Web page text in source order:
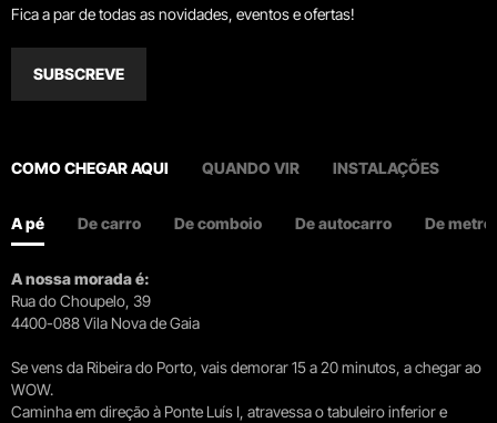
Fica a par de todas as novidades, eventos e ofertas!
SUBSCREVE
COMO CHEGAR AQUI QUANDO VIR INSTALAÇÕES
A pé De carro De comboio De autocarro De metro
A nossa morada é:
Rua do Choupelo, 39
4400-088 Vila Nova de Gaia
Se vens da Ribeira do Porto, vais demorar 15 a 20 minutos, a chegar ao
WOW.
Caminha em direção à Ponte Luís I, atravessa o tabuleiro inferior e